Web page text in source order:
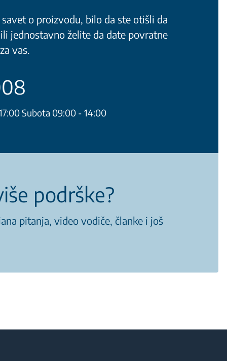
o proizvodu, bilo da ste otišli da
jednostavno želite da date povratne
vas.
Subota 09:00 - 14:00
podrške?
pitanja, video vodiče, članke i još